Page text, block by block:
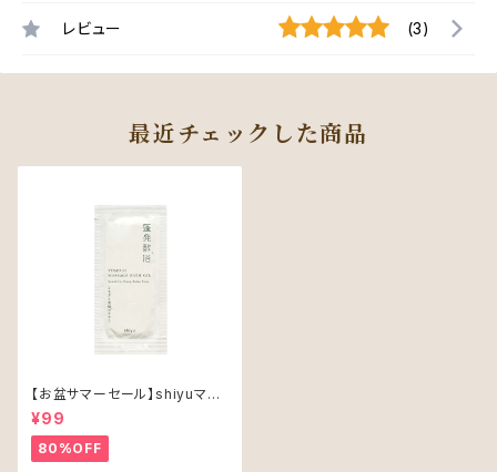
レビュー (3)
最近チェックした商品
【お盆サマーセール】shiyuマッ
サージバスオイル（1包）
¥99
80%OFF